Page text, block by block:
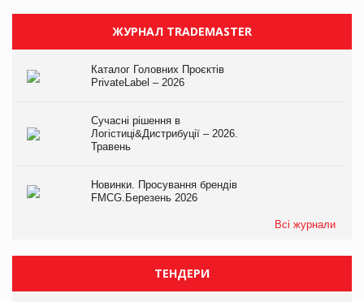
ЖУРНАЛ TRADEMASTER
Каталог Головних Проєктів
PrivateLabel – 2026
Сучасні рішення в
Логістиці&Дистрибуції – 2026.
Травень
Новинки. Просування брендів
FMCG.Березень 2026
Всі журнали
ТЕНДЕРИ